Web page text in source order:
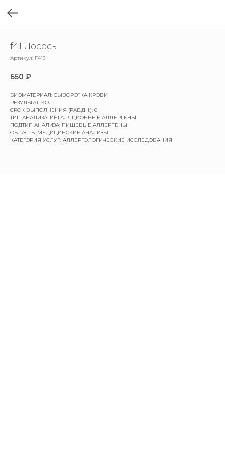
f41 Лосось
Артикул: F415
650 ₽
БИОМАТЕРИАЛ: СЫВОРОТКА КРОВИ
РЕЗУЛЬТАТ: КОЛ.
СРОК ВЫПОЛНЕНИЯ (РАБ.ДН.): 6
ТИП АНАЛИЗА: ИНГАЛЯЦИОННЫЕ АЛЛЕРГЕНЫ
ПОДТИП АНАЛИЗА: ПИЩЕВЫЕ АЛЛЕРГЕНЫ
ОБЛАСТЬ: МЕДИЦИНСКИЕ АНАЛИЗЫ
КАТЕГОРИЯ УСЛУГ: АЛЛЕРГОЛОГИЧЕСКИЕ ИССЛЕДОВАНИЯ